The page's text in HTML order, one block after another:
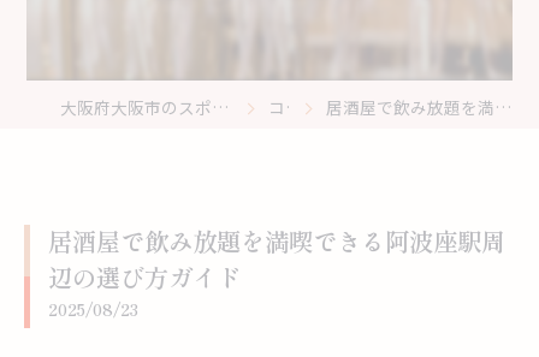
大阪府大阪市のスポーツバーはスポーツ居酒屋 Second コラム 居酒屋で飲み放題を満喫できる阿波座駅周辺の選び方ガイド
居酒屋で飲み放題を満喫できる阿波座駅周
辺の選び方ガイド
2025/08/23